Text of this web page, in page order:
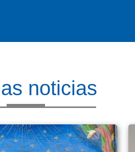
noticias